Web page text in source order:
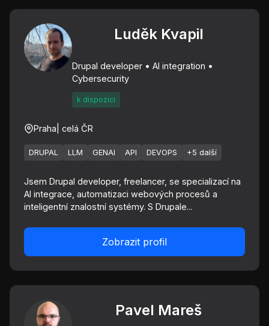
Luděk Kvapil
Drupal developer • AI integration •
Cybersecurity
k dispozici
Praha | celá ČR
DRUPAL LLM GENAI API DEVOPS +5 další
Jsem Drupal developer, freelancer, se specializací na
AI integrace, automatizaci webových procesů a
inteligentní znalostní systémy. S Drupale...
Zobrazit profil
Pavel Mareš